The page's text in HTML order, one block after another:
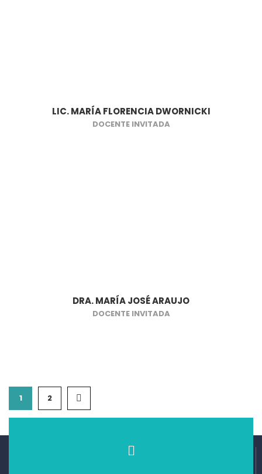
LIC. MARÍA FLORENCIA DWORNICKI
DOCENTE INVITADA
DRA. MARÍA JOSÉ ARAUJO
DOCENTE INVITADA
1 2